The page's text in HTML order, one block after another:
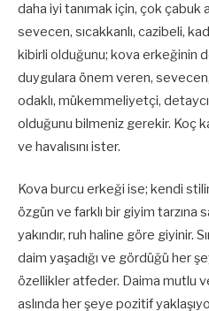
daha iyi tanımak için, çok çabuk
sevecen, sıcakkanlı, cazibeli,
kibirli olduğunu; kova erkeğinin
duygulara önem veren,
odaklı, mükemmeliyetçi,
olduğunu bilmeniz gerekir. Koç
ve havalısını ister.
Kova burcu erkeği ise; kendi
özgün ve farklı bir giyim tarzına
yakındır, ruh haline göre giyinir.
daim yaşadığı ve gördüğü her
özellikler atfeder. Daima mutlu
aslında her şeye pozitif